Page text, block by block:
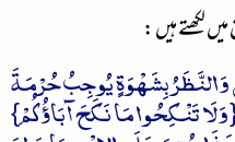
لکھتے ہیں :
وَالنَّظَرُ بِشَهْوَةٍ يُوجِبُ حُرْمَةَ
تَنْكِحُوا مَا نَكَحَ آبَاؤُكُمْ}